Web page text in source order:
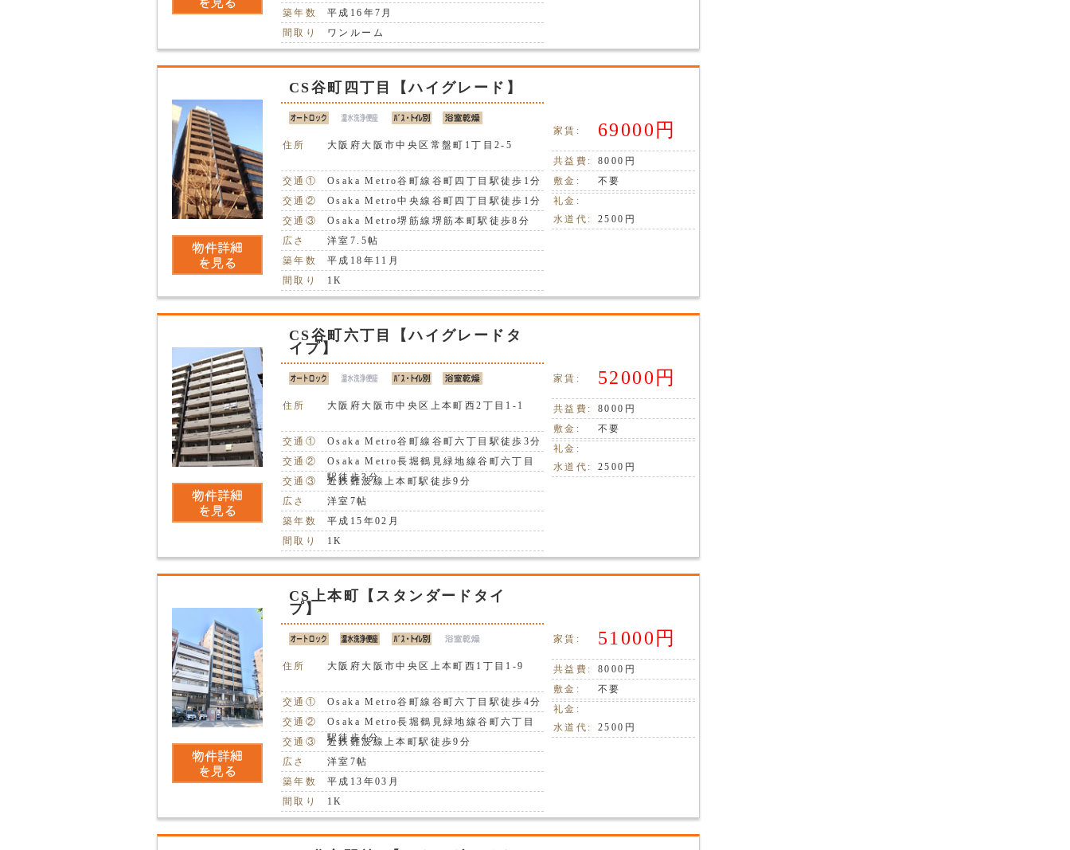
築年数
平成16年7月
間取り
ワンルーム
CS谷町四丁目【ハイグレード】
住所 大阪府大阪市中央区常盤町1丁目2-5
交通①
Osaka Metro谷町線谷町四丁目駅徒歩1分
交通②
Osaka Metro中央線谷町四丁目駅徒歩1分
交通③
Osaka Metro堺筋線堺筋本町駅徒歩8分
広さ
洋室7.5帖
築年数
平成18年11月
間取り
1K
家賃: 69000円
共益費:
8000円
敷金:
不要
礼金:
水道代:
2500円
CS谷町六丁目【ハイグレードタ
イプ】
住所 大阪府大阪市中央区上本町西2丁目1-1
交通①
Osaka Metro谷町線谷町六丁目駅徒歩3分
交通②
Osaka Metro長堀鶴見緑地線谷町六丁目
駅徒歩3分
交通③
近鉄難波線上本町駅徒歩9分
広さ
洋室7帖
築年数
平成15年02月
間取り
1K
家賃: 52000円
共益費:
8000円
敷金:
不要
礼金:
水道代:
2500円
CS上本町【スタンダードタイ
プ】
住所 大阪府大阪市中央区上本町西1丁目1-9
交通①
Osaka Metro谷町線谷町六丁目駅徒歩4分
交通②
Osaka Metro長堀鶴見緑地線谷町六丁目
駅徒歩4分
交通③
近鉄難波線上本町駅徒歩9分
広さ
洋室7帖
築年数
平成13年03月
間取り
1K
家賃: 51000円
共益費:
8000円
敷金:
不要
礼金:
水道代:
2500円